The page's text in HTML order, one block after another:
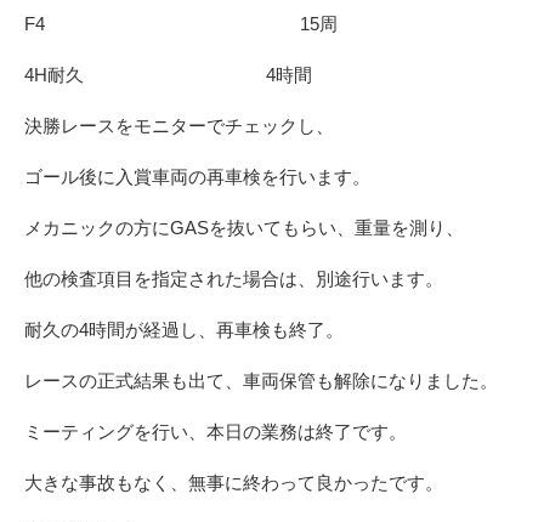
F4 15周
4H耐久 4時間
決勝レースをモニターでチェックし、
ゴール後に入賞車両の再車検を行います。
メカニックの方にGASを抜いてもらい、重量を測り、
他の検査項目を指定された場合は、別途行います。
耐久の4時間が経過し、再車検も終了。
レースの正式結果も出て、車両保管も解除になりました。
ミーティングを行い、本日の業務は終了です。
大きな事故もなく、無事に終わって良かったです。